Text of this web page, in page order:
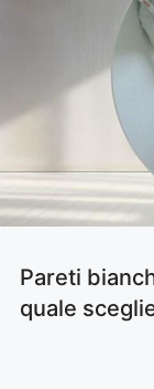
Pareti
quale